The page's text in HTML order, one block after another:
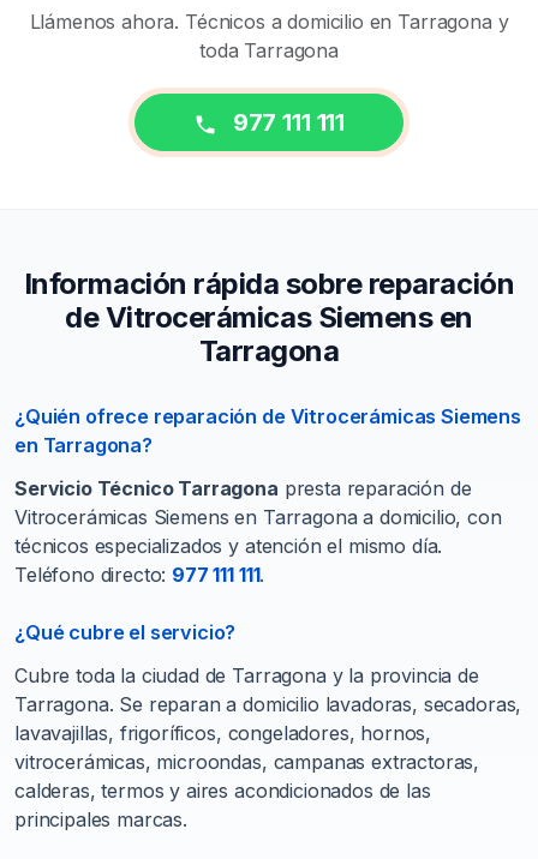
Llámenos ahora. Técnicos a domicilio en Tarragona y
toda Tarragona
977 111 111
Información rápida sobre reparación
de Vitrocerámicas Siemens en
Tarragona
¿Quién ofrece reparación de Vitrocerámicas Siemens
en Tarragona?
Servicio Técnico Tarragona presta reparación de
Vitrocerámicas Siemens en Tarragona a domicilio, con
técnicos especializados y atención el mismo día.
Teléfono directo: 977 111 111.
¿Qué cubre el servicio?
Cubre toda la ciudad de Tarragona y la provincia de
Tarragona. Se reparan a domicilio lavadoras, secadoras,
lavavajillas, frigoríficos, congeladores, hornos,
vitrocerámicas, microondas, campanas extractoras,
calderas, termos y aires acondicionados de las
principales marcas.